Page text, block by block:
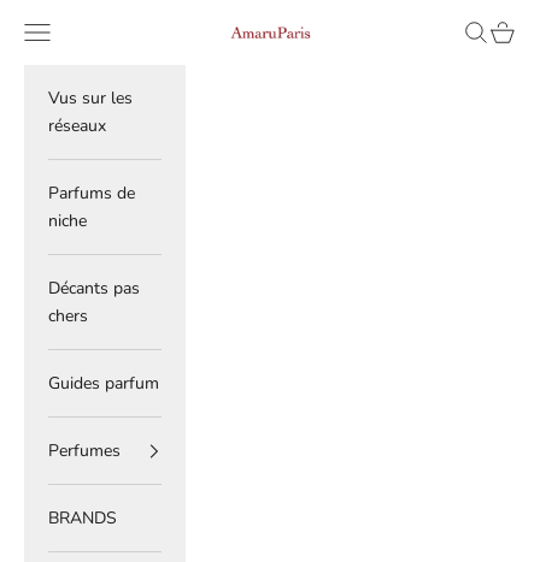
AmaruParis
Navigation menu Search
Cart
Vus sur les
réseaux
Parfums de
niche
Décants pas
chers
Guides parfum
Perfumes
BRANDS